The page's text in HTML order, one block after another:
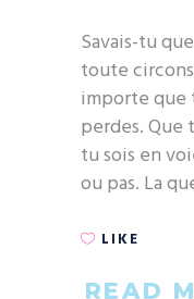
Savais-tu
toute
importe que
perdes. Que
tu sois en
ou pas. La
LIKE
READ